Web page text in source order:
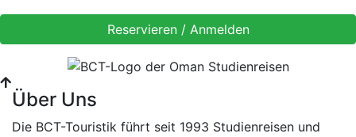
Über Uns
Die BCT-Touristik führt seit 1993 Studienreisen und